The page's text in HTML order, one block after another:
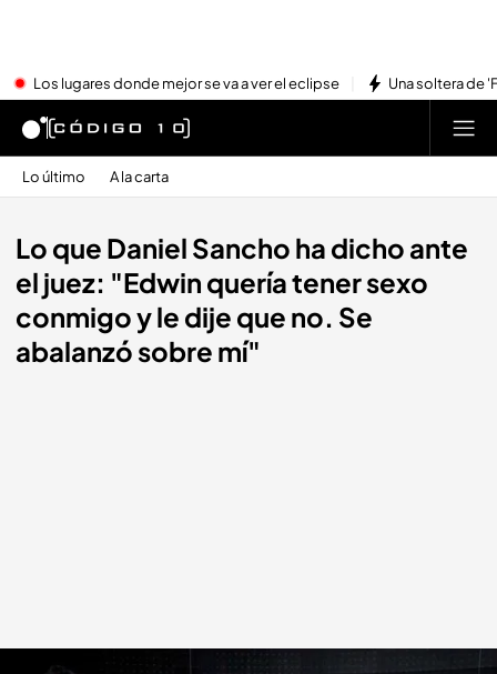
Los lugares donde mejor se va a ver el eclipse Una soltera de
Lo último A la carta
Lo que Daniel Sancho ha dicho ante
el juez: "Edwin quería tener sexo
conmigo y le dije que no. Se
abalanzó sobre mí"
Caso Daniel Sancho: la declaración ante el juez